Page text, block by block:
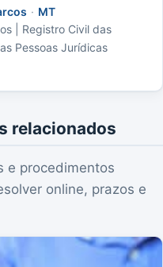
· MT
| Registro Civil das
Pessoas Jurídicas
relacionados
e procedimentos
online, prazos e